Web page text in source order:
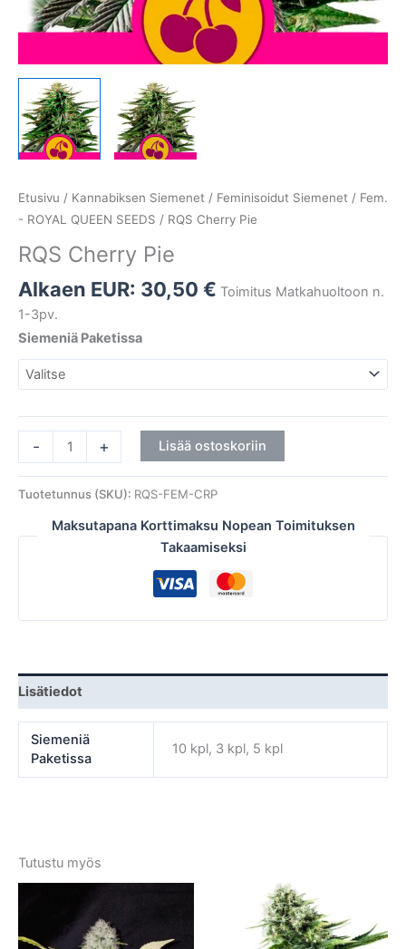
Etusivu / Kannabiksen Siemenet / Feminisoidut Siemenet / Fem.
- ROYAL QUEEN SEEDS / RQS Cherry Pie
RQS Cherry Pie
Alkaen EUR: 30,50 € Toimitus Matkahuoltoon n.
1-3pv.
Siemeniä Paketissa
- + Lisää ostoskoriin
Tuotetunnus (SKU): RQS-FEM-CRP
Maksutapana Korttimaksu Nopean Toimituksen
Takaamiseksi
Lisätiedot
Siemeniä
Paketissa
10 kpl, 3 kpl, 5 kpl
Tutustu myös
on